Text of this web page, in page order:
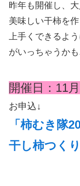
昨年も開催し、
美味しい干柿を
上手くできるよ
がいっちゃうかも
開催日：11月
お申込↓
「柿むき隊
干し柿つくり